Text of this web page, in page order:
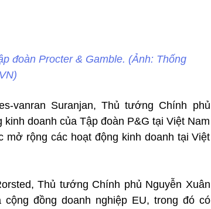
đoàn Procter & Gamble. (Ảnh: Thống
vanran Suranjan, Thủ tướng Chính phủ
doanh của Tập đoàn P&G tại Việt Nam
mở rộng các hoạt động kinh doanh tại Việt
Thủ tướng Chính phủ Nguyễn Xuân
đồng doanh nghiệp EU, trong đó có